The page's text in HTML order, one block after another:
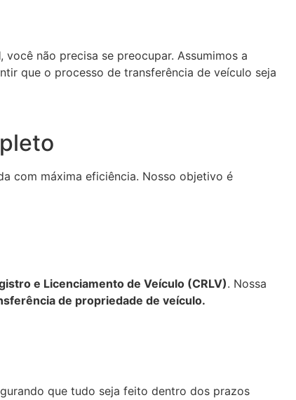
, você não precisa se preocupar. Assumimos a
que o processo de transferência de veículo seja
com máxima eficiência. Nosso objetivo é
e Licenciamento de Veículo (CRLV). Nossa
de propriedade de veículo.
que tudo seja feito dentro dos prazos